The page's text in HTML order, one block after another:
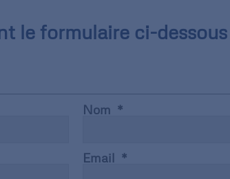
le formulaire ci-
Nom
Email